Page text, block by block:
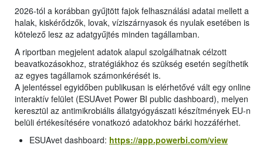
2026-tól a korábban gyűjtött fajok felhasználási adatai mellett a
halak, kiskérődzők, lovak, víziszárnyasok és nyulak esetében is
kötelező lesz az adatgyűjtés minden tagállamban.
A riportban megjelent adatok alapul szolgálhatnak célzott
beavatkozásokhoz, stratégiákhoz és szükség esetén segíthetik
az egyes tagállamok számonkérését is.
A jelentéssel egyidőben publikusan is elérhetővé vált egy online
interaktív felület (ESUAvet Power BI public dashboard), melyen
keresztül az antimikrobiális állatgyógyászati készítmények EU-n
belüli értékesítésére vonatkozó adatokhoz bárki hozzáférhet.
ESUAvet dashboard: https://app.powerbi.com/view